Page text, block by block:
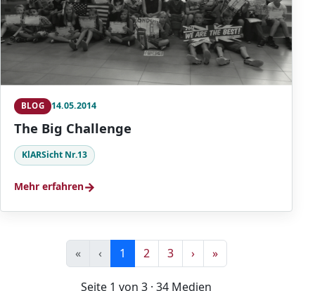
BLOG 14.05.2014
The Big Challenge
KlARSicht Nr.13
Mehr erfahren→
« ‹ 1 2 3 › »
Seite 1 von 3 · 34 Medien